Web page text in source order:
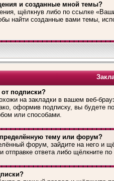
и созданные мной темы?
щёлкнув либо по ссылке
найти созданные вами темы,
подписки?
на закладки в вашем веб-
оформив подписку, вы будете
или способами.
тему или форум?
форум, зайдите на него и
отправке ответа либо щёлкните